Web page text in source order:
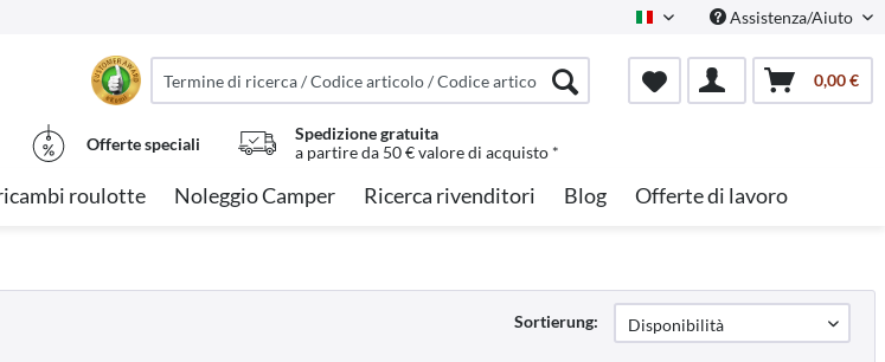
Italian Assistenza/Aiuto
0,00 €
Offerte speciali
Spedizione gratuita
a partire da 50 € valore di acquisto *
roulotte Noleggio Camper Ricerca rivenditori Blog Offerte di lavoro
Sortierung: